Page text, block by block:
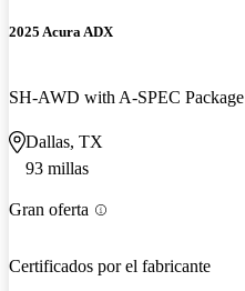
2025 Acura ADX
SH-AWD with A-SPEC Package
Dallas, TX
93 millas
Gran oferta
Certificados por el fabricante